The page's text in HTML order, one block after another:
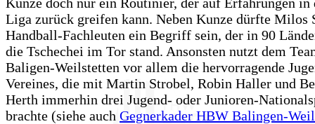
Liga zurück greifen kann. Neben Kunze dürfte Milos
Handball-Fachleuten ein Begriff sein, der in 90
die Tschechei im Tor stand. Ansonsten nutzt dem
Baligen-Weilstetten vor allem die hervorragende
Vereines, die mit Martin Strobel, Robin Haller und
Herth immerhin drei Jugend- oder Junioren-
brachte (siehe auch Gegnerkader HBW Balingen-